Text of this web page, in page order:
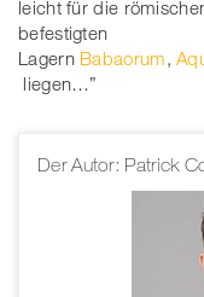
leicht für die
befestigten
Lagern Babaorum,
liegen…”
Der Autor: Patrick